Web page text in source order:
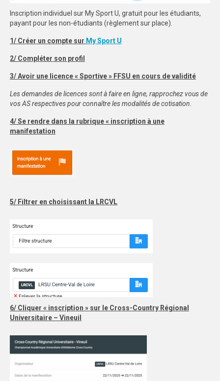
Inscription individuel sur My Sport U, gratuit pour les étudiants,
payant pour les non-étudiants (règlement sur place).
1/ Créer un compte sur My Sport U
2/ Compléter son profil
3/ Avoir une licence « Sportive » FFSU en cours de validité
Les demandes de licences sont à faire en ligne, rapprochez vous de
vos AS respectives pour connaître les modalités de cotisation.
4/ Se rendre dans la rubrique « inscription à une
manifestation
5/ Filtrer en choisissant la LRCVL
6/ Cliquer « inscription » sur le Cross-Country Régional
Universitaire – Vineuil